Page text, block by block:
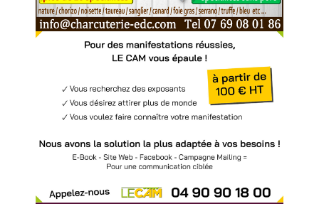
Voir l'annonce
Accéder au site